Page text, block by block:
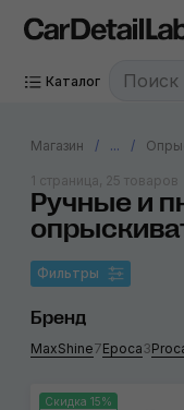
Каталог
Магазин ...
Ручные и
1 страница, 25 товаров
Фильтры
Бренд
MaxShine7Epoca3
Скидка 15%